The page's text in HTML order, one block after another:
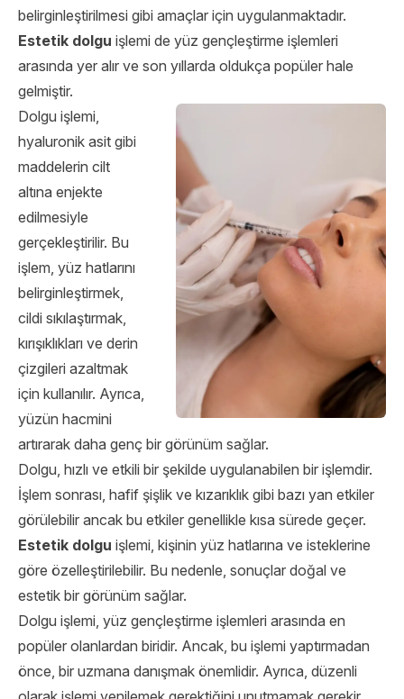
belirginleştirilmesi gibi amaçlar için uygulanmaktadır.
Estetik dolgu işlemi de yüz gençleştirme işlemleri
arasında yer alır ve son yıllarda oldukça popüler hale
gelmiştir.
Dolgu işlemi,
hyaluronik asit gibi
maddelerin cilt
altına enjekte
edilmesiyle
gerçekleştirilir. Bu
işlem, yüz hatlarını
belirginleştirmek,
cildi sıkılaştırmak,
kırışıklıkları ve derin
çizgileri azaltmak
için kullanılır. Ayrıca,
yüzün hacmini
artırarak daha genç bir görünüm sağlar.
Dolgu, hızlı ve etkili bir şekilde uygulanabilen bir işlemdir.
İşlem sonrası, hafif şişlik ve kızarıklık gibi bazı yan etkiler
görülebilir ancak bu etkiler genellikle kısa sürede geçer.
Estetik dolgu işlemi, kişinin yüz hatlarına ve isteklerine
göre özelleştirilebilir. Bu nedenle, sonuçlar doğal ve
estetik bir görünüm sağlar.
Dolgu işlemi, yüz gençleştirme işlemleri arasında en
popüler olanlardan biridir. Ancak, bu işlemi yaptırmadan
önce, bir uzmana danışmak önemlidir. Ayrıca, düzenli